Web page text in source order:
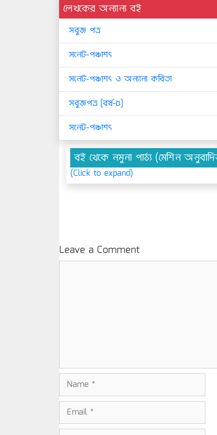
লেখকের অন্যান্য বই
সবুজ পত্র
সনেট-পঞ্চাশৎ
সনেট-পঞ্চাশৎ ও অন্যান্য কবিতা
সবুজপত্র [বর্ষ-৫]
সনেট-পঞ্চাশৎ
বই থেকে নমুনা পাঠ্য (মেশিন
(Click to expand)
Leave a Comment
Name
Email